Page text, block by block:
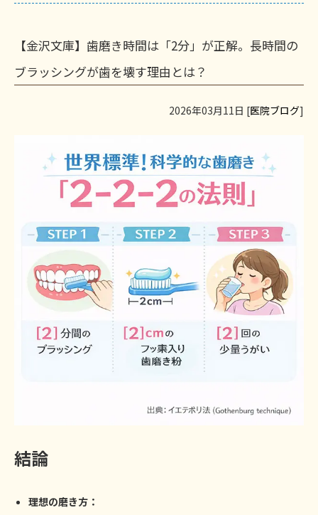
【金沢文庫】歯磨き時間は「2分」が正解。長時間の
ブラッシングが歯を壊す理由とは？
2026年03月11日 [医院ブログ]
結論
理想の磨き方：